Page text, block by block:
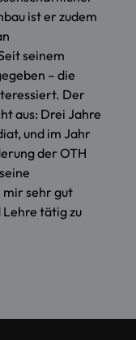
ist er zudem
seinem
– die
Der
aus: Drei Jahre
und im Jahr
der OTH
sehr gut
tätig zu